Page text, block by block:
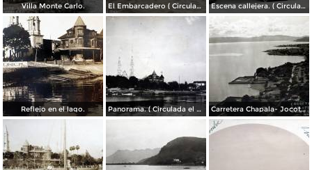
Villa Monte Carlo. El Embarcadero ( Circulada el 7 de Marzo de 1907 ). Escena callejera. ( Circulada el 28 de Mayo de 1955 ).
Reflejo en el lago. Panorama. ( Circulada el 21 de Abril de 1924 ). Carretera Chapala- Jocotepec.